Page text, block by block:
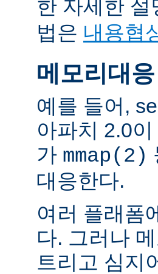
한 자세한 설
법은 내용협
메모리대
예를 들어,
아파치 2.0
가 mmap(2)
대응한다.
여러 플래폼
다. 그러나
트리고 심지